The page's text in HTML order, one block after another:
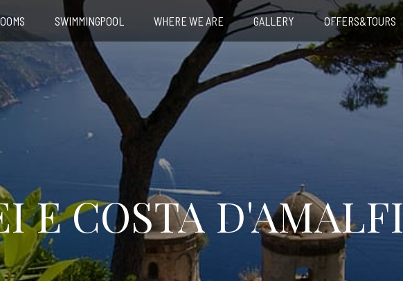
SWIMMINGPOOL WHERE WE ARE GALLERY OFFERS&TOURS
E COSTA D'AMALFI